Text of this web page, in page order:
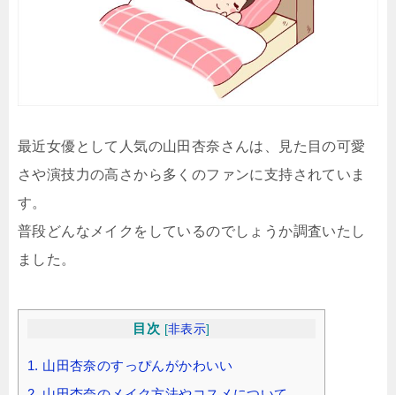
最近女優として人気の山田杏奈さんは、見た目の可愛
さや演技力の高さから多くのファンに支持されていま
す。
普段どんなメイクをしているのでしょうか調査いたし
ました。
目次 [非表示]
1. 山田杏奈のすっぴんがかわいい